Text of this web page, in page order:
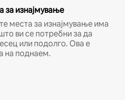
изнајмување
места за изнајмување има
ви се потребни за да
или подолго. Ова е
на поднаем.